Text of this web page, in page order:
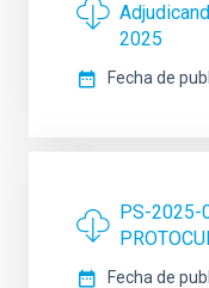
2025
Fecha de
PS-2025-
Fecha de